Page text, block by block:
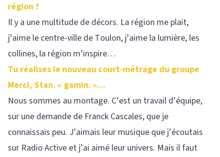
région ?
Il y a une multitude de décors. La région me plait,
j’aime le centre-ville de Toulon, j’aime la lumière, les
collines, la région m’inspire…
Tu réalises le nouveau court-métrage du groupe
Merci, Stan. « gamin. »…
Nous sommes au montage. C’est un travail d’équipe,
sur une demande de Franck Cascales, que je
connaissais peu. J’aimais leur musique que j’écoutais
sur Radio Active et j’ai aimé leur univers. Mais il faut